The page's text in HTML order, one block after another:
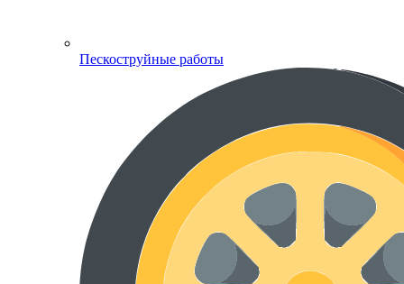
Пескоструйные работы